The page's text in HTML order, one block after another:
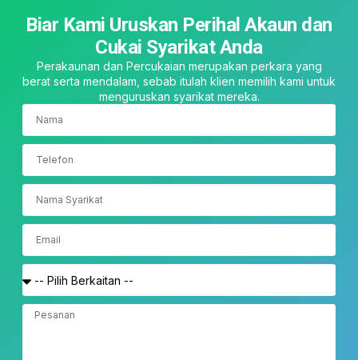
Biar Kami Uruskan Perihal Akaun dan
Cukai Syarikat Anda
Perakaunan dan Percukaian merupakan perkara yang
berat serta mendalam, sebab itulah klien memilih kami untuk
menguruskan syarikat mereka.